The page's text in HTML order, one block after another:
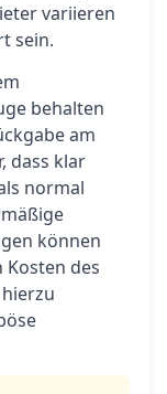
variieren
sein.
behalten
am
dass klar
normal
können
des